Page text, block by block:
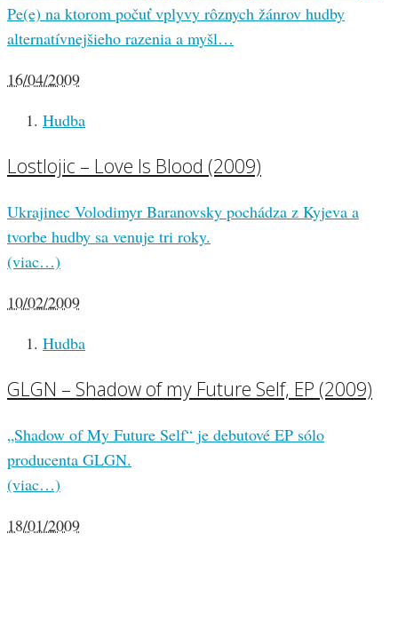
Pe(e) na ktorom počuť vplyvy rôznych žánrov hudby
alternatívnejšieho razenia a myšl…
16/04/2009
Hudba
Lostlojic – Love Is Blood (2009)
Ukrajinec Volodimyr Baranovsky pochádza z Kyjeva a
tvorbe hudby sa venuje tri roky.
(viac…)
10/02/2009
Hudba
GLGN – Shadow of my Future Self, EP (2009)
„Shadow of My Future Self“ je debutové EP sólo
producenta GLGN.
(viac…)
18/01/2009